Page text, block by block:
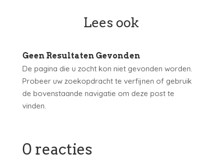
Lees ook
Geen Resultaten Gevonden
De pagina die u zocht kon niet gevonden worden.
Probeer uw zoekopdracht te verfijnen of gebruik
de bovenstaande navigatie om deze post te
vinden.
0 reacties